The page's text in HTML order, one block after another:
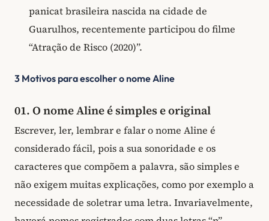
panicat brasileira nascida na cidade de
Guarulhos, recentemente participou do filme
“Atração de Risco (2020)”.
3 Motivos para escolher o nome Aline
01. O nome Aline é simples e original
Escrever, ler, lembrar e falar o nome Aline é
considerado fácil, pois a sua sonoridade e os
caracteres que compõem a palavra, são simples e
não exigem muitas explicações, como por exemplo a
necessidade de soletrar uma letra. Invariavelmente,